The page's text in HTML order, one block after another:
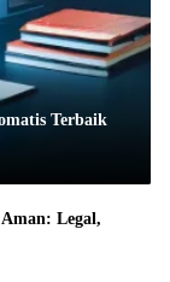
Terbaik
Legal,